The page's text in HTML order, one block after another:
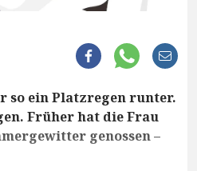
so ein Platzregen runter.
Früher hat die Frau
genossen –